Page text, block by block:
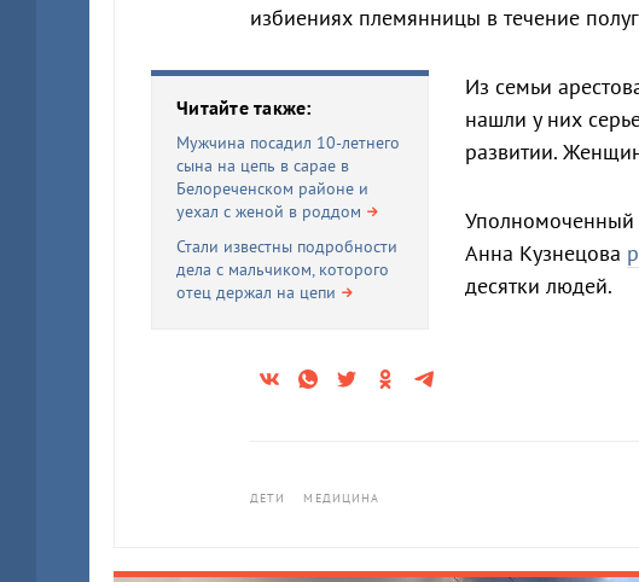
избиениях племянницы в течение
Читайте также:
Мужчина посадил 10-летнего
сына на цепь в сарае в
Белореченском районе и
уехал с женой в роддом
Стали известны подробности
дела с мальчиком, которого
отец держал на цепи
Из семьи
нашли у них
развитии.
Анна Кузнецова
десятки людей.
ДЕТИ МЕДИЦИНА